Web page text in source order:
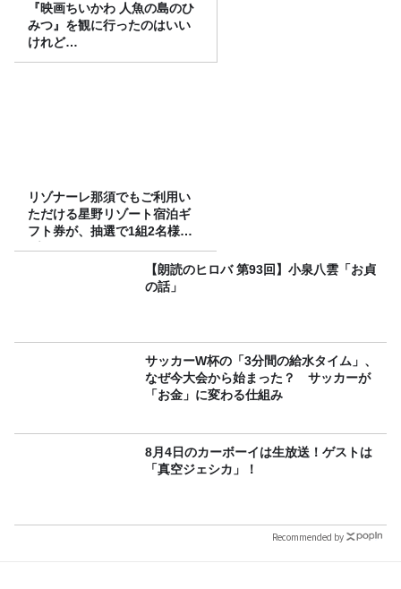
『映画ちいかわ 人魚の島のひ
みつ』を観に行ったのはいい
けれど…
リゾナーレ那須でもご利用い
ただける星野リゾート宿泊ギ
フト券が、抽選で1組2名様に
プレゼント！
【朗読のヒロバ 第93回】小泉八雲「お貞
の話」
サッカーW杯の「3分間の給水タイム」、
なぜ今大会から始まった？ サッカーが
「お金」に変わる仕組み
8月4日のカーボーイは生放送！ゲストは
「真空ジェシカ」！
Recommended by